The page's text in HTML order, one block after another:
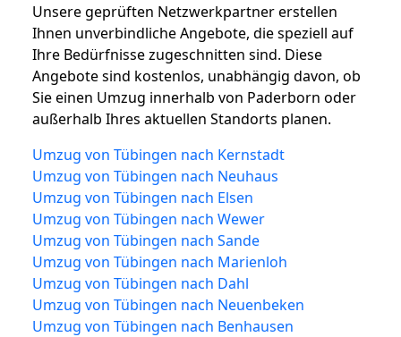
Unsere geprüften Netzwerkpartner erstellen
Ihnen unverbindliche Angebote, die speziell auf
Ihre Bedürfnisse zugeschnitten sind. Diese
Angebote sind kostenlos, unabhängig davon, ob
Sie einen Umzug innerhalb von Paderborn oder
außerhalb Ihres aktuellen Standorts planen.
Umzug von Tübingen nach Kernstadt
Umzug von Tübingen nach Neuhaus
Umzug von Tübingen nach Elsen
Umzug von Tübingen nach Wewer
Umzug von Tübingen nach Sande
Umzug von Tübingen nach Marienloh
Umzug von Tübingen nach Dahl
Umzug von Tübingen nach Neuenbeken
Umzug von Tübingen nach Benhausen